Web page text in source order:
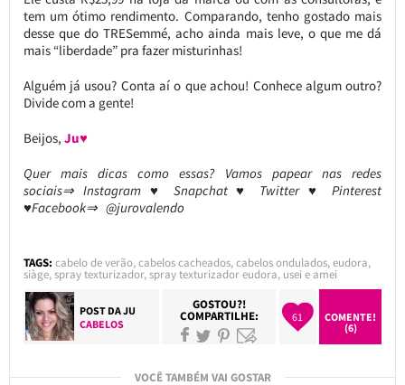
tem um ótimo rendimento. Comparando, tenho gostado mais
desse que do TRESemmé, acho ainda mais leve, o que me dá
mais “liberdade” pra fazer misturinhas!
Alguém já usou? Conta aí o que achou! Conhece algum outro?
Divide com a gente!
Beijos, Ju♥
Quer mais dicas como essas? Vamos papear nas redes
sociais⇒ Instagram ♥ Snapchat ♥ Twitter ♥ Pinterest
♥Facebook⇒ @jurovalendo
TAGS: cabelo de verão,cabelos cacheados,cabelos ondulados,eudora,
siàge,spray texturizador,spray texturizador eudora, usei e amei
POST DAJU
CABELOS
GOSTOU?!
COMPARTILHE: 61
COMENTE!
(6)
VOCÊ TAMBÉM VAI GOSTAR